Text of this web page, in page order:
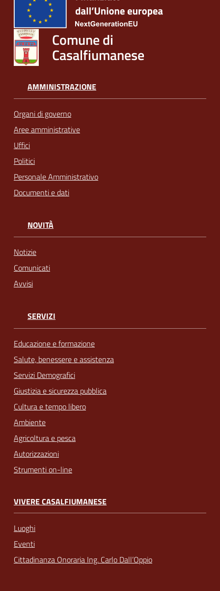
Comune di
Casalfiumanese
AMMINISTRAZIONE
Organi di governo
Aree amministrative
Uffici
Politici
Personale Amministrativo
Documenti e dati
NOVITÀ
Notizie
Comunicati
Avvisi
SERVIZI
Educazione e formazione
Salute, benessere e assistenza
Servizi Demografici
Giustizia e sicurezza pubblica
Cultura e tempo libero
Ambiente
Agricoltura e pesca
Autorizzazioni
Strumenti on-line
VIVERE CASALFIUMANESE
Luoghi
Eventi
Cittadinanza Onoraria Ing. Carlo Dall’Oppio